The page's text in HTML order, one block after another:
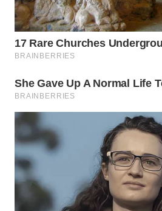
WN
UTARA
WN
SAMOSIR
WN
PADANG
LAWAS
WN
SUMEDANG